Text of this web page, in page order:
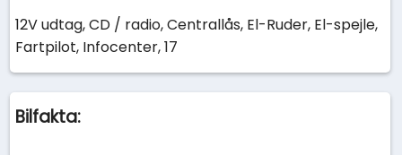
12V udtag, CD / radio, Centrallås, El-Ruder, El-spejle,
Fartpilot, Infocenter, 17
Bilfakta: